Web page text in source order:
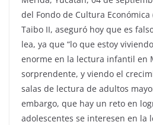
del Fondo de Cultura Económica
Taibo II, aseguró hoy que es
lea, ya que “lo que estoy
enorme en la lectura infantil en
sorprendente, y viendo el
salas de lectura de adultos
embargo, que hay un reto en
adolescentes se interesen en la